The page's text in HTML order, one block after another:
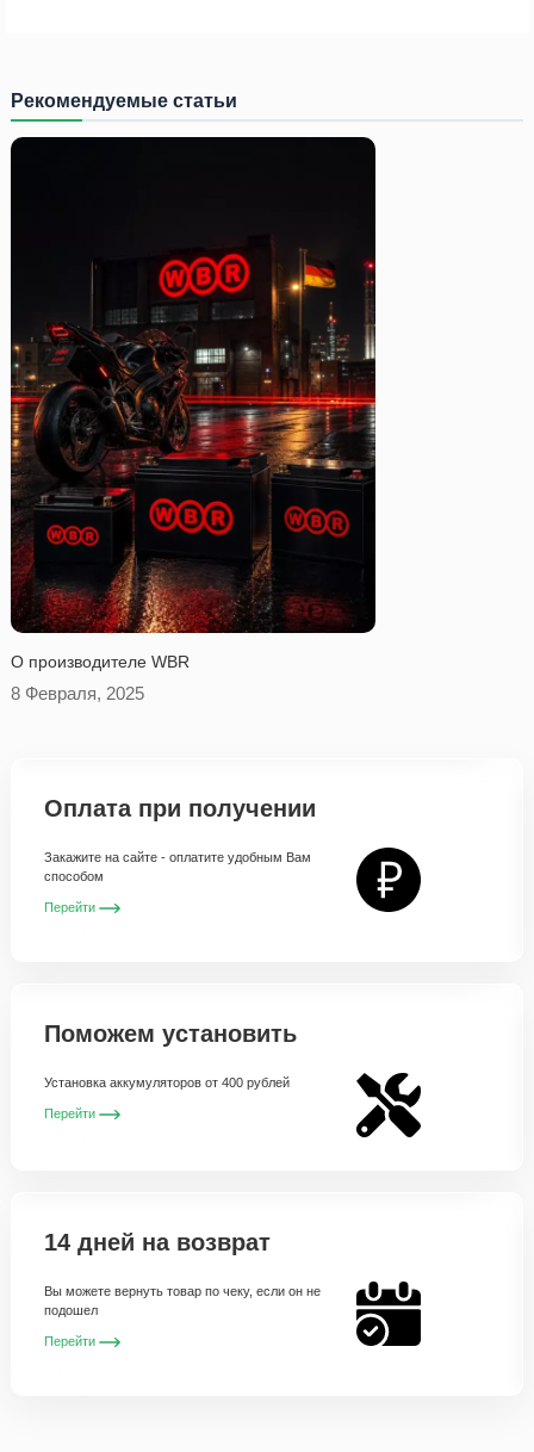
Рекомендуемые статьи
O производителе WBR
8 Февраля, 2025
Оплата при получении
Закажите на сайте - оплатите удобным Вам
способом
Перейти
Поможем установить
Установка аккумуляторов от 400 рублей
Перейти
14 дней на возврат
Вы можете вернуть товар по чеку, если он не
подошел
Перейти